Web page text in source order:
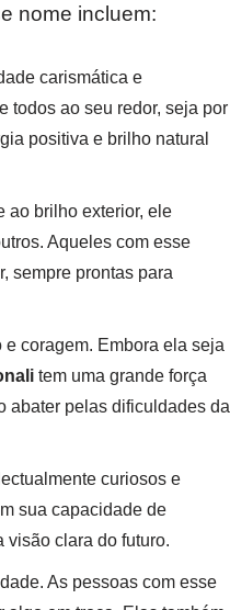
nome incluem:
carismática e
todos ao seu redor, seja por
positiva e brilho natural
brilho exterior, ele
Aqueles com esse
sempre prontas para
coragem. Embora ela seja
tem uma grande força
abater pelas dificuldades da
curiosos e
sua capacidade de
visão clara do futuro.
As pessoas com esse